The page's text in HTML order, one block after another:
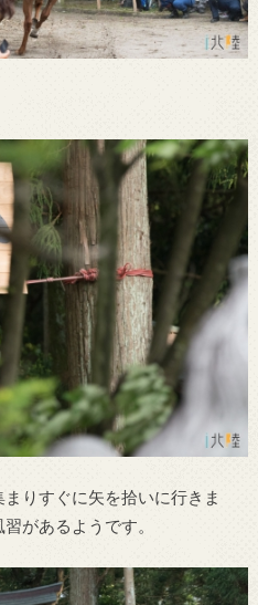
りすぐに矢を拾いに行きま
があるようです。